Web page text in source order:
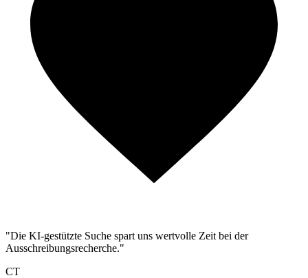
"Die KI-gestützte Suche spart uns wertvolle Zeit bei der
Ausschreibungsrecherche."
CT